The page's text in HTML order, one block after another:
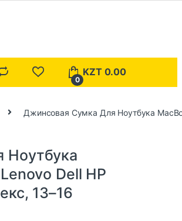
0
KZT 0.00
Джинсовая Сумка Для Ноутбука
Ноутбука
Dell HP
13–16